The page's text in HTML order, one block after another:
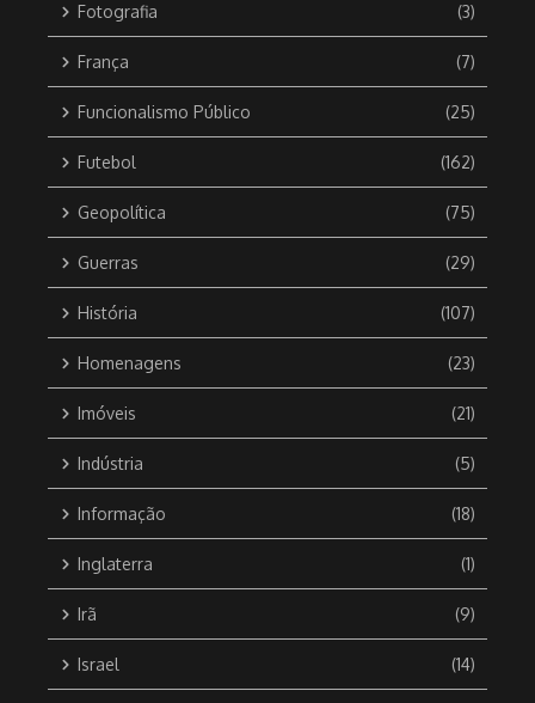
Fotografia (3)
França (7)
Funcionalismo Público (25)
Futebol (162)
Geopolítica (75)
Guerras (29)
História (107)
Homenagens (23)
Imóveis (21)
Indústria (5)
Informação (18)
Inglaterra (1)
Irã (9)
Israel (14)